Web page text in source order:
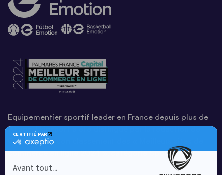
Equipementier sportif leader en France depuis plus de
10 ans, Ekinsport a été distingué par la rédaction de
Capital dans son classement des « Meilleurs sites de
commerce en ligne 2024 », catégorie Sportswear.
En savoir plus